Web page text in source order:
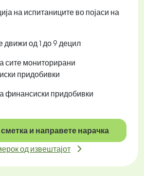
на испитаниците во појаси на
движи од 1 до 9 децил
сите мониторирани
придобивки
финансиски придобивки
сметка и направете нарачка
од извештајот